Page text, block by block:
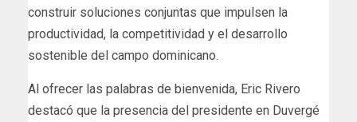
construir soluciones conjuntas que impulsen la
productividad, la competitividad y el desarrollo
sostenible del campo dominicano.
Al ofrecer las palabras de bienvenida, Eric Rivero
destacó que la presencia del presidente en Duvergé